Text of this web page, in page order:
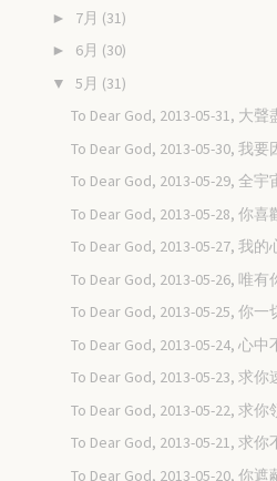
► 7月 (31)
► 6月 (30)
▼ 5月 (31)
To Dear God, 2013-05-31, 大
To Dear God, 2013-05-30, 我
To Dear God, 2013-05-29, 全
To Dear God, 2013-05-28, 你
To Dear God, 2013-05-27, 我
To Dear God, 2013-05-26, 唯
To Dear God, 2013-05-25, 你
To Dear God, 2013-05-24, 心
To Dear God, 2013-05-23, 求
To Dear God, 2013-05-22, 求
To Dear God, 2013-05-21, 求
To Dear God, 2013-05-20, 你